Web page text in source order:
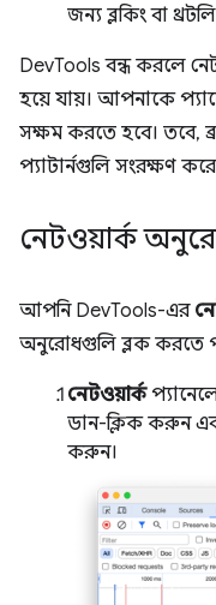
জন্য ব্লকিং বা
DevTools বন্ধ করলে
হয়ে যায়। আপনাকে
সক্ষম করতে হবে। তবে,
প্যাটার্নগুলি সংরক্ষণ
নেটওয়ার্ক
আপনি DevTools-এর
অনুরোধগুলি ব্লক করতে
নেটওয়ার্ক
ডান-ক্লিক করুন
করুন।